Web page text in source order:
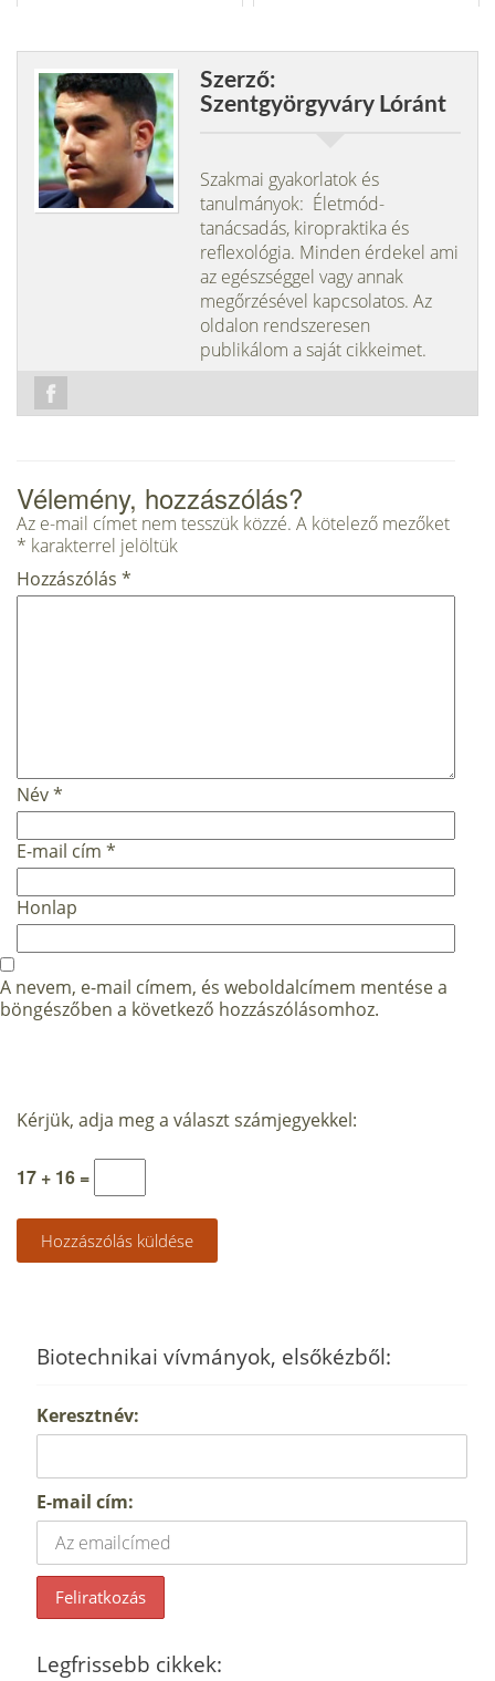
Szerző:
Szentgyörgyváry Lóránt
Szakmai gyakorlatok és
tanulmányok: Életmód-
tanácsadás, kiropraktika és
reflexológia. Minden érdekel ami
az egészséggel vagy annak
megőrzésével kapcsolatos. Az
oldalon rendszeresen
publikálom a saját cikkeimet.
Vélemény, hozzászólás?
Az e-mail címet nem tesszük közzé. A kötelező mezőket
* karakterrel jelöltük
Hozzászólás *
Név*
E-mail cím *
Honlap
A nevem, e-mail címem, és weboldalcímem mentése a
böngészőben a következő hozzászólásomhoz.
Kérjük, adja meg a választ számjegyekkel:
17 + 16 =
Biotechnikai vívmányok, elsőkézből:
Keresztnév:
E-mail cím:
Legfrissebb cikkek: